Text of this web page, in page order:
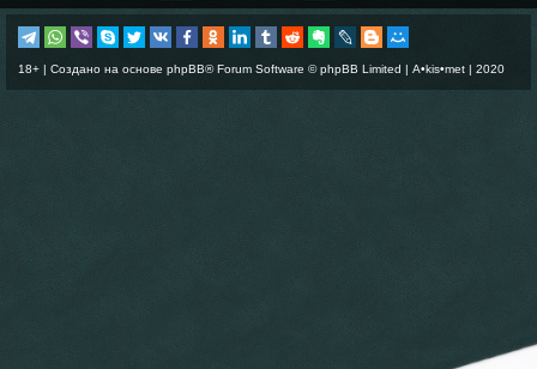
18+ | Создано на основе phpBB® Forum Software © phpBB Limited | A•kis•met | 2020